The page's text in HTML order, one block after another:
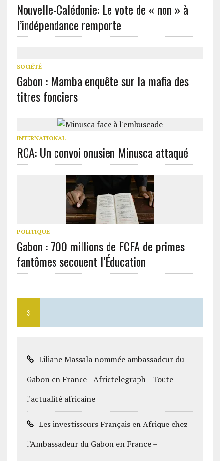
Nouvelle-Calédonie: Le vote de « non » à
l’indépendance remporte
SOCIÉTÉ
Gabon : Mamba enquête sur la mafia des
titres fonciers
INTERNATIONAL
RCA: Un convoi onusien Minusca attaqué
POLITIQUE
Gabon : 700 millions de FCFA de primes
fantômes secouent l’Éducation
3
Liliane Massala nommée ambassadeur du
Gabon en France - Africtelegraph - Toute
l'actualité africaine
Les investisseurs Français en Afrique chez
l’Ambassadeur du Gabon en France –